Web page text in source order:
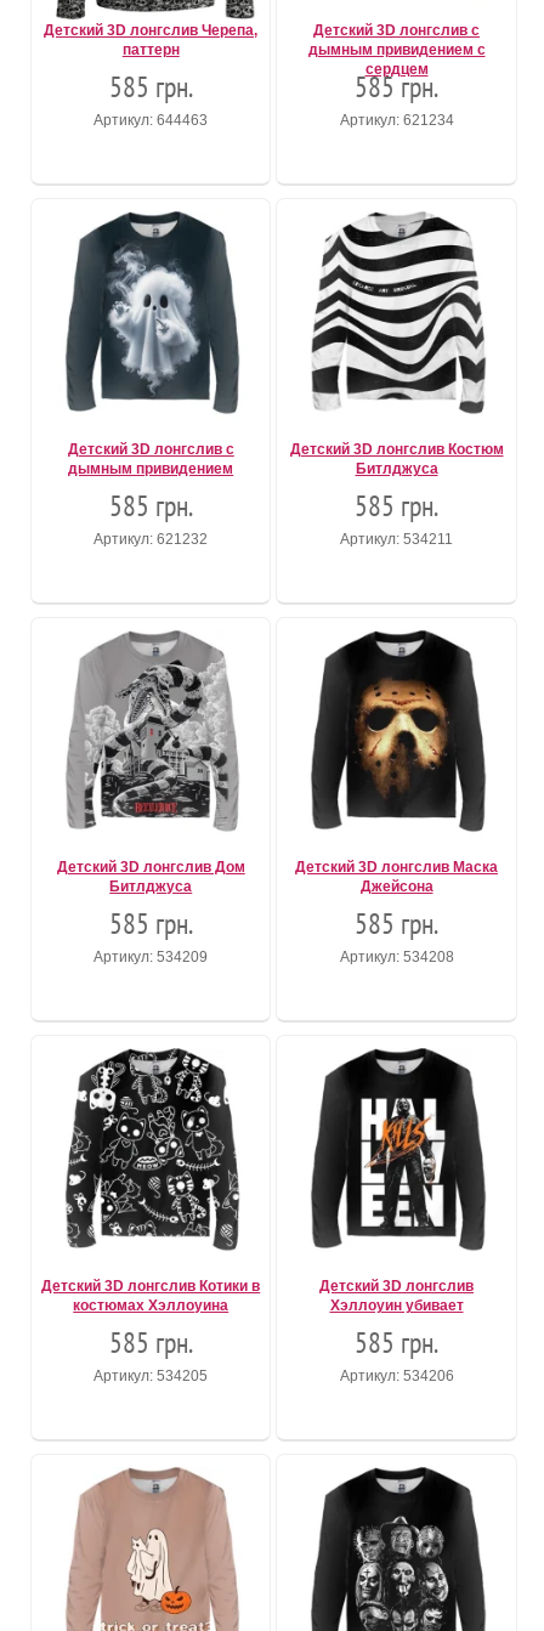
Детский 3D лонгслив Черепа,
паттерн
585 грн.
Артикул: 644463
Детский 3D лонгслив с
дымным привидением с
сердцем
585 грн.
Артикул: 621234
Детский 3D лонгслив с
дымным привидением
585 грн.
Артикул: 621232
Детский 3D лонгслив Костюм
Битлджуса
585 грн.
Артикул: 534211
Детский 3D лонгслив Дом
Битлджуса
585 грн.
Артикул: 534209
Детский 3D лонгслив Маска
Джейсона
585 грн.
Артикул: 534208
Детский 3D лонгслив Котики в
костюмах Хэллоуина
585 грн.
Артикул: 534205
Детский 3D лонгслив
Хэллоуин убивает
585 грн.
Артикул: 534206